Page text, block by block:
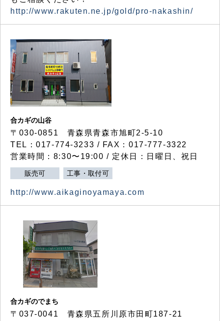
http://www.rakuten.ne.jp/gold/pro-nakashin/
合カギの山谷
〒030-0851 青森県青森市旭町2-5-10
TEL：017-774-3233 / FAX：017-777-3322
営業時間：8:30〜19:00 / 定休日：日曜日、祝日
販売可 工事・取付可
http://www.aikaginoyamaya.com
合カギのでまち
〒037-0041 青森県五所川原市田町187-21